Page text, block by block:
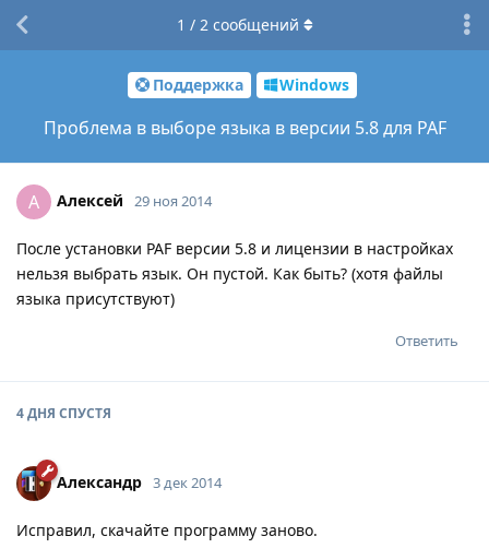
Поддержка Windows
Проблема в выборе языка в версии 5.8 для PAF
1 / 2сообщений
А Алексей 29 ноя 2014
После установки PAF версии 5.8 и лицензии в настройках
нельзя выбрать язык. Он пустой. Как быть? (хотя файлы
языка присутствуют)
Ответить
4 ДНЯ СПУСТЯ
Александр 3 дек 2014
Исправил, скачайте программу заново.